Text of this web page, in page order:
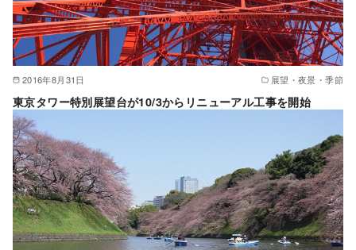
2016年8月31日 展望・夜景・季節
東京タワー特別展望台が10/3からリニューアル工事を開始